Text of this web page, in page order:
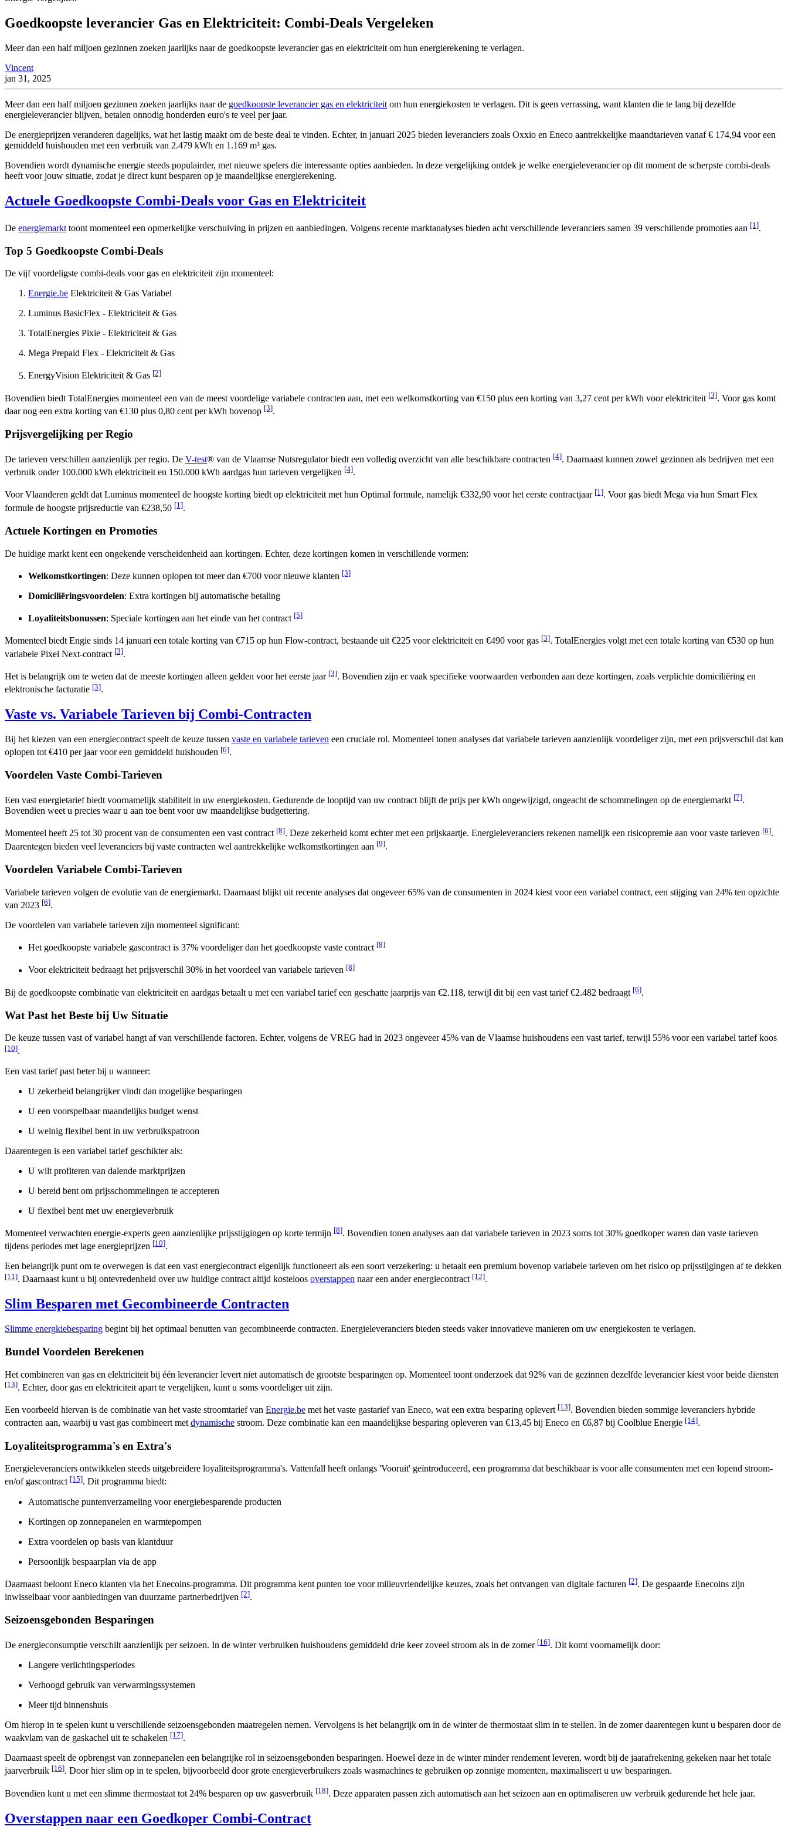
Goedkoopste leverancier Gas en Elektriciteit: Combi-Deals Vergeleken
Meer dan een half miljoen gezinnen zoeken jaarlijks naar de goedkoopste leverancier gas en elektriciteit om hun energierekening te verlagen.
Vincent
jan 31, 2025
Meer dan een half miljoen gezinnen zoeken jaarlijks naar de goedkoopste leverancier gas en elektriciteit om hun energiekosten te verlagen. Dit is geen verrassing, want klanten die te lang bij dezelfde
energieleverancier blijven, betalen onnodig honderden euro's te veel per jaar.
De energieprijzen veranderen dagelijks, wat het lastig maakt om de beste deal te vinden. Echter, in januari 2025 bieden leveranciers zoals Oxxio en Eneco aantrekkelijke maandtarieven vanaf € 174,94 voor een
gemiddeld huishouden met een verbruik van 2.479 kWh en 1.169 m³ gas.
Bovendien wordt dynamische energie steeds populairder, met nieuwe spelers die interessante opties aanbieden. In deze vergelijking ontdek je welke energieleverancier op dit moment de scherpste combi-deals
heeft voor jouw situatie, zodat je direct kunt besparen op je maandelijkse energierekening.
Actuele Goedkoopste Combi-Deals voor Gas en Elektriciteit
De energiemarkt toont momenteel een opmerkelijke verschuiving in prijzen en aanbiedingen. Volgens recente marktanalyses bieden acht verschillende leveranciers samen 39 verschillende promoties aan [1].
Top 5 Goedkoopste Combi-Deals
De vijf voordeligste combi-deals voor gas en elektriciteit zijn momenteel:
Energie.be Elektriciteit & Gas Variabel
Luminus BasicFlex - Elektriciteit & Gas
TotalEnergies Pixie - Elektriciteit & Gas
Mega Prepaid Flex - Elektriciteit & Gas
EnergyVision Elektriciteit & Gas [2]
Bovendien biedt TotalEnergies momenteel een van de meest voordelige variabele contracten aan, met een welkomstkorting van €150 plus een korting van 3,27 cent per kWh voor elektriciteit [3]. Voor gas komt
daar nog een extra korting van €130 plus 0,80 cent per kWh bovenop [3].
Prijsvergelijking per Regio
De tarieven verschillen aanzienlijk per regio. De V-test® van de Vlaamse Nutsregulator biedt een volledig overzicht van alle beschikbare contracten [4]. Daarnaast kunnen zowel gezinnen als bedrijven met een
verbruik onder 100.000 kWh elektriciteit en 150.000 kWh aardgas hun tarieven vergelijken [4].
Voor Vlaanderen geldt dat Luminus momenteel de hoogste korting biedt op elektriciteit met hun Optimal formule, namelijk €332,90 voor het eerste contractjaar [1]. Voor gas biedt Mega via hun Smart Flex
formule de hoogste prijsreductie van €238,50 [1].
Actuele Kortingen en Promoties
De huidige markt kent een ongekende verscheidenheid aan kortingen. Echter, deze kortingen komen in verschillende vormen:
Welkomstkortingen: Deze kunnen oplopen tot meer dan €700 voor nieuwe klanten [3]
Domiciliëringsvoordelen: Extra kortingen bij automatische betaling
Loyaliteitsbonussen: Speciale kortingen aan het einde van het contract [5]
Momenteel biedt Engie sinds 14 januari een totale korting van €715 op hun Flow-contract, bestaande uit €225 voor elektriciteit en €490 voor gas [3]. TotalEnergies volgt met een totale korting van €530 op hun
variabele Pixel Next-contract [3].
Het is belangrijk om te weten dat de meeste kortingen alleen gelden voor het eerste jaar [3]. Bovendien zijn er vaak specifieke voorwaarden verbonden aan deze kortingen, zoals verplichte domiciliëring en
elektronische facturatie [3].
Vaste vs. Variabele Tarieven bij Combi-Contracten
Bij het kiezen van een energiecontract speelt de keuze tussen vaste en variabele tarieven een cruciale rol. Momenteel tonen analyses dat variabele tarieven aanzienlijk voordeliger zijn, met een prijsverschil dat kan
oplopen tot €410 per jaar voor een gemiddeld huishouden [6].
Voordelen Vaste Combi-Tarieven
Een vast energietarief biedt voornamelijk stabiliteit in uw energiekosten. Gedurende de looptijd van uw contract blijft de prijs per kWh ongewijzigd, ongeacht de schommelingen op de energiemarkt [7].
Bovendien weet u precies waar u aan toe bent voor uw maandelijkse budgettering.
Momenteel heeft 25 tot 30 procent van de consumenten een vast contract [8]. Deze zekerheid komt echter met een prijskaartje. Energieleveranciers rekenen namelijk een risicopremie aan voor vaste tarieven [6].
Daarentegen bieden veel leveranciers bij vaste contracten wel aantrekkelijke welkomstkortingen aan [9].
Voordelen Variabele Combi-Tarieven
Variabele tarieven volgen de evolutie van de energiemarkt. Daarnaast blijkt uit recente analyses dat ongeveer 65% van de consumenten in 2024 kiest voor een variabel contract, een stijging van 24% ten opzichte
van 2023 [6].
De voordelen van variabele tarieven zijn momenteel significant:
Het goedkoopste variabele gascontract is 37% voordeliger dan het goedkoopste vaste contract [8]
Voor elektriciteit bedraagt het prijsverschil 30% in het voordeel van variabele tarieven [8]
Bij de goedkoopste combinatie van elektriciteit en aardgas betaalt u met een variabel tarief een geschatte jaarprijs van €2.118, terwijl dit bij een vast tarief €2.482 bedraagt [6].
Wat Past het Beste bij Uw Situatie
De keuze tussen vast of variabel hangt af van verschillende factoren. Echter, volgens de VREG had in 2023 ongeveer 45% van de Vlaamse huishoudens een vast tarief, terwijl 55% voor een variabel tarief koos
[10].
Een vast tarief past beter bij u wanneer:
U zekerheid belangrijker vindt dan mogelijke besparingen
U een voorspelbaar maandelijks budget wenst
U weinig flexibel bent in uw verbruikspatroon
Daarentegen is een variabel tarief geschikter als:
U wilt profiteren van dalende marktprijzen
U bereid bent om prijsschommelingen te accepteren
U flexibel bent met uw energieverbruik
Momenteel verwachten energie-experts geen aanzienlijke prijsstijgingen op korte termijn [8]. Bovendien tonen analyses aan dat variabele tarieven in 2023 soms tot 30% goedkoper waren dan vaste tarieven
tijdens periodes met lage energieprijzen [10].
Een belangrijk punt om te overwegen is dat een vast energiecontract eigenlijk functioneert als een soort verzekering: u betaalt een premium bovenop variabele tarieven om het risico op prijsstijgingen af te dekken
[11]. Daarnaast kunt u bij ontevredenheid over uw huidige contract altijd kosteloos overstappen naar een ander energiecontract [12].
Slim Besparen met Gecombineerde Contracten
Slimme energkiebesparing begint bij het optimaal benutten van gecombineerde contracten. Energieleveranciers bieden steeds vaker innovatieve manieren om uw energiekosten te verlagen.
Bundel Voordelen Berekenen
Het combineren van gas en elektriciteit bij één leverancier levert niet automatisch de grootste besparingen op. Momenteel toont onderzoek dat 92% van de gezinnen dezelfde leverancier kiest voor beide diensten
[13]. Echter, door gas en elektriciteit apart te vergelijken, kunt u soms voordeliger uit zijn.
Een voorbeeld hiervan is de combinatie van het vaste stroomtarief van Energie.be met het vaste gastarief van Eneco, wat een extra besparing oplevert [13]. Bovendien bieden sommige leveranciers hybride
contracten aan, waarbij u vast gas combineert metdynamische stroom. Deze combinatie kan een maandelijkse besparing opleveren van €13,45 bij Eneco en €6,87 bij Coolblue Energie [14].
Loyaliteitsprogramma's en Extra's
Energieleveranciers ontwikkelen steeds uitgebreidere loyaliteitsprogramma's. Vattenfall heeft onlangs 'Vooruit' geïntroduceerd, een programma dat beschikbaar is voor alle consumenten met een lopend stroom-
en/of gascontract [15]. Dit programma biedt:
Automatische puntenverzameling voor energiebesparende producten
Kortingen op zonnepanelen en warmtepompen
Extra voordelen op basis van klantduur
Persoonlijk bespaarplan via de app
Daarnaast beloont Eneco klanten via het Enecoins-programma. Dit programma kent punten toe voor milieuvriendelijke keuzes, zoals het ontvangen van digitale facturen [2]. De gespaarde Enecoins zijn
inwisselbaar voor aanbiedingen van duurzame partnerbedrijven [2].
Seizoensgebonden Besparingen
De energieconsumptie verschilt aanzienlijk per seizoen. In de winter verbruiken huishoudens gemiddeld drie keer zoveel stroom als in de zomer [16]. Dit komt voornamelijk door:
Langere verlichtingsperiodes
Verhoogd gebruik van verwarmingssystemen
Meer tijd binnenshuis
Om hierop in te spelen kunt u verschillende seizoensgebonden maatregelen nemen. Vervolgens is het belangrijk om in de winter de thermostaat slim in te stellen. In de zomer daarentegen kunt u besparen door de
waakvlam van de gaskachel uit te schakelen [17].
Daarnaast speelt de opbrengst van zonnepanelen een belangrijke rol in seizoensgebonden besparingen. Hoewel deze in de winter minder rendement leveren, wordt bij de jaarafrekening gekeken naar het totale
jaarverbruik [16]. Door hier slim op in te spelen, bijvoorbeeld door grote energieverbruikers zoals wasmachines te gebruiken op zonnige momenten, maximaliseert u uw besparingen.
Bovendien kunt u met een slimme thermostaat tot 24% besparen op uw gasverbruik [18]. Deze apparaten passen zich automatisch aan het seizoen aan en optimaliseren uw verbruik gedurende het hele jaar.
Overstappen naar een Goedkoper Combi-Contract